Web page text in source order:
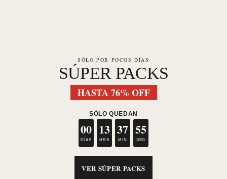
SÓLO POR POCOS DÍAS
SÚPER PACKS
HASTA 76% OFF
SÓLO QUEDAN
00
DÍAS
13
HRS
37
MIN
55
SEG
VER SÚPER PACKS